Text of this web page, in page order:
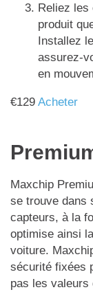
Reliez les
produit
Installez
assurez-
en
€129 Acheter
Maxchip
se trouve dans
capteurs, à la
optimise ainsi
voiture.
sécurité fixées
pas les valeurs